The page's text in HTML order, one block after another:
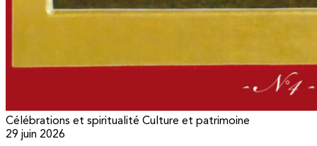
Célébrations et spiritualité Culture et patrimoine
29 juin 2026